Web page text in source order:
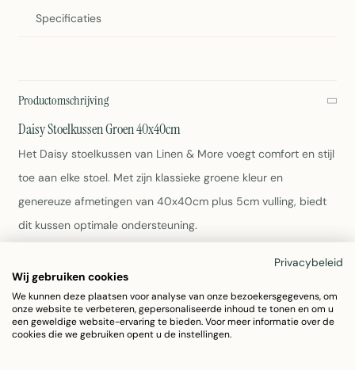
Specificaties
Productomschrijving
Daisy Stoelkussen Groen 40x40cm
Het Daisy stoelkussen van Linen & More voegt comfort en stijl
toe aan elke stoel. Met zijn klassieke groene kleur en
genereuze afmetingen van 40x40cm plus 5cm vulling, biedt
dit kussen optimale ondersteuning.
Materiaal: 100% katoen
Kleur: Groen
Gewicht: 500 gram
Onderhoud: Zie wasvoorschriften op label
Privacybeleid
Wij gebruiken cookies
We kunnen deze plaatsen voor analyse van onze bezoekersgegevens, om
onze website te verbeteren, gepersonaliseerde inhoud te tonen en om u
een geweldige website-ervaring te bieden. Voor meer informatie over de
cookies die we gebruiken opent u de instellingen.